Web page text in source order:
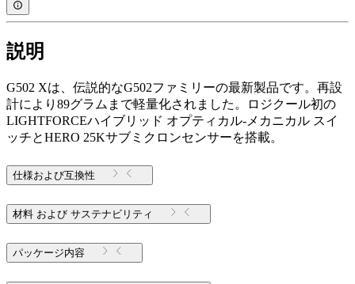
説明
G502 Xは、伝説的なG502ファミリーの最新製品です。再設
計により89グラムまで軽量化されました。ロジクール初の
LIGHTFORCEハイブリッド オプティカル-メカニカル スイ
ッチとHERO 25Kサブミクロンセンサーを搭載。
仕様および互換性
材料 および サステナビリティ
パッケージ内容